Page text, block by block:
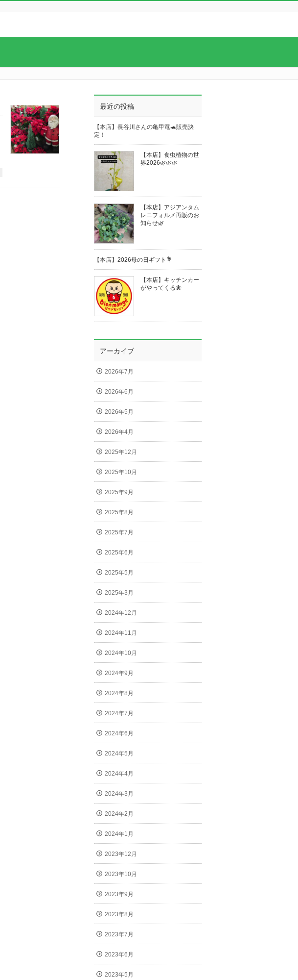
最近の投稿
【本店】長谷川さんの亀甲竜🐢販売決
定！
【本店】食虫植物の世
界2026🌿🌿🌿
【本店】アジアンタム
レニフォルメ再販のお
知らせ🌿
【本店】2026母の日ギフト💐
【本店】キッチンカー
がやってくる🐙
アーカイブ
2026年7月
2026年6月
2026年5月
2026年4月
2025年12月
2025年10月
2025年9月
2025年8月
2025年7月
2025年6月
2025年5月
2025年3月
2024年12月
2024年11月
2024年10月
2024年9月
2024年8月
2024年7月
2024年6月
2024年5月
2024年4月
2024年3月
2024年2月
2024年1月
2023年12月
2023年10月
2023年9月
2023年8月
2023年7月
2023年6月
2023年5月